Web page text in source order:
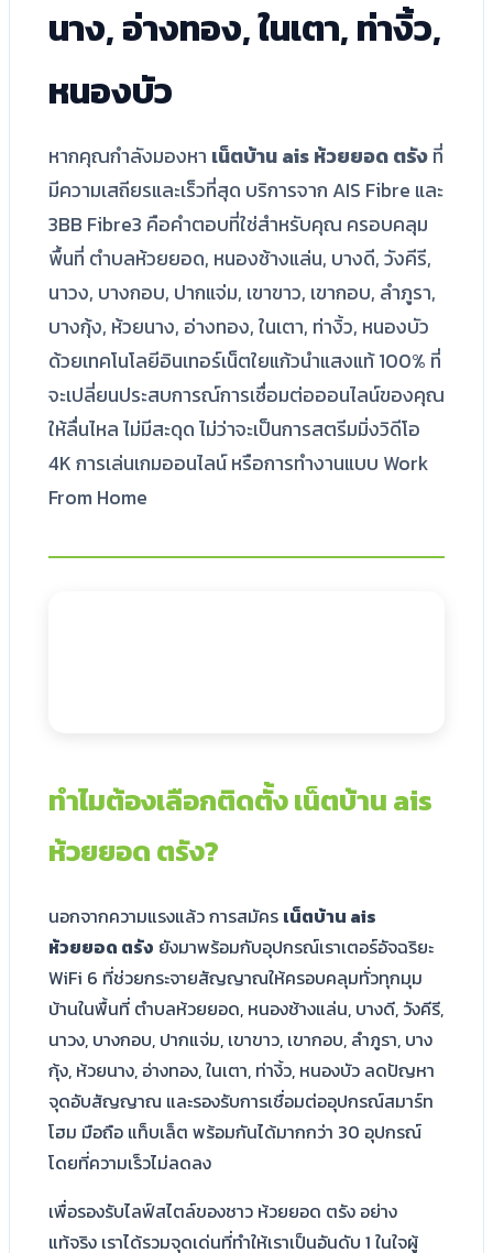
นาง, อ่างทอง, ในเตา, ท่างิ้ว,
หนองบัว
หากคุณกำลังมองหา เน็ตบ้าน ais ห้วยยอด ตรังที่
มีความเสถียรและเร็วที่สุด บริการจาก AIS Fibre และ
3BB Fibre3 คือคำตอบที่ใช่สำหรับคุณ ครอบคลุม
พื้นที่ ตำบลห้วยยอด, หนองช้างแล่น, บางดี, วังคีรี,
นาวง, บางกอบ, ปากแจ่ม, เขาขาว, เขากอบ, ลำภูรา,
บางกุ้ง, ห้วยนาง, อ่างทอง, ในเตา, ท่างิ้ว, หนองบัว
ด้วยเทคโนโลยีอินเทอร์เน็ตใยแก้วนำแสงแท้ 100% ที่
จะเปลี่ยนประสบการณ์การเชื่อมต่อออนไลน์ของคุณ
ให้ลื่นไหล ไม่มีสะดุด ไม่ว่าจะเป็นการสตรีมมิ่งวิดีโอ
4K การเล่นเกมออนไลน์ หรือการทำงานแบบ Work
From Home
ทำไมต้องเลือกติดตั้ง เน็ตบ้าน ais
ห้วยยอด ตรัง?
นอกจากความแรงแล้ว การสมัคร เน็ตบ้าน ais
ห้วยยอด ตรัง ยังมาพร้อมกับอุปกรณ์เราเตอร์อัจฉริยะ
WiFi 6 ที่ช่วยกระจายสัญญาณให้ครอบคลุมทั่วทุกมุม
บ้านในพื้นที่ ตำบลห้วยยอด, หนองช้างแล่น, บางดี, วังคีรี,
นาวง, บางกอบ, ปากแจ่ม, เขาขาว, เขากอบ, ลำภูรา, บาง
กุ้ง, ห้วยนาง, อ่างทอง, ในเตา, ท่างิ้ว, หนองบัว ลดปัญหา
จุดอับสัญญาณ และรองรับการเชื่อมต่ออุปกรณ์สมาร์ท
โฮม มือถือ แท็บเล็ต พร้อมกันได้มากกว่า 30 อุปกรณ์
โดยที่ความเร็วไม่ลดลง
เพื่อรองรับไลฟ์สไตล์ของชาว ห้วยยอด ตรัง อย่าง
แท้จริง เราได้รวมจุดเด่นที่ทำให้เราเป็นอันดับ 1 ในใจผู้